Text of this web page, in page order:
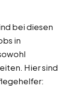
bei diesen
in
Hier sind